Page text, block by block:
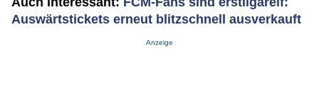
Auswärtstickets erneut blitzschnell ausverkauft
Anzeige